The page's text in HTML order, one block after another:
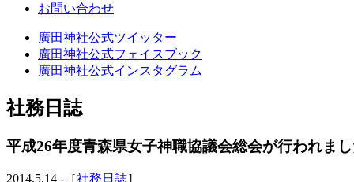
お問い合わせ
廣田神社公式ツイッター
廣田神社公式フェイスブック
廣田神社公式インスタグラム
社務日誌
平成26年度青森県女子神職協議会総会が行われま
2014.5.14 -［社務日誌］